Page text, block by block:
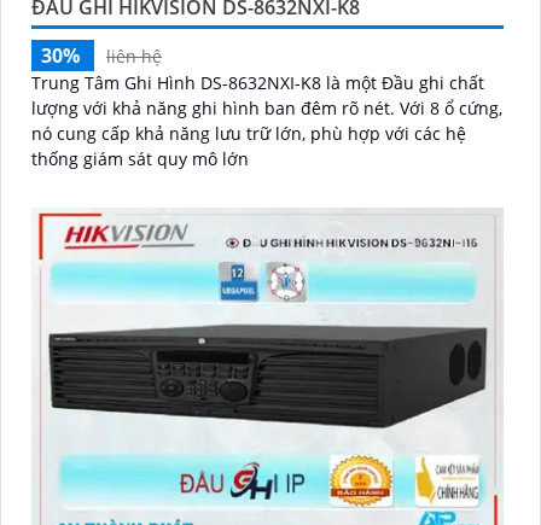
ĐẦU GHI HIKVISION DS-8632NXI-K8
30%
liên hệ
Trung Tâm Ghi Hình DS-8632NXI-K8 là một Đầu ghi chất
lượng với khả năng ghi hình ban đêm rõ nét. Với 8 ổ cứng,
nó cung cấp khả năng lưu trữ lớn, phù hợp với các hệ
thống giám sát quy mô lớn